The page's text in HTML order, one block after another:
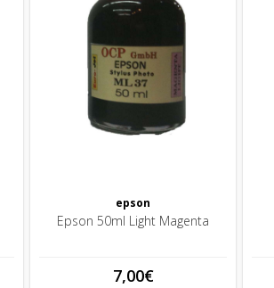
epson
Epson 50ml Light Magenta
7,00€